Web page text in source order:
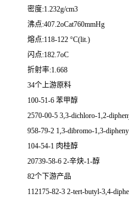
密度:1.232g/cm3
沸点:407.2oCat760mmHg
熔点:118-122 °C(lit.)
闪点:182.7oC
折射率:1.668
34个上游原料
100-51-6 苯甲醇
2570-00-5 3,3-dichloro-1,2-
958-79-2 1,3-dibromo-1,3-
104-54-1 肉桂醇
20739-58-6 2-辛炔-1-醇
82个下游产品
112175-82-3 2-tert-butyl-3,4-